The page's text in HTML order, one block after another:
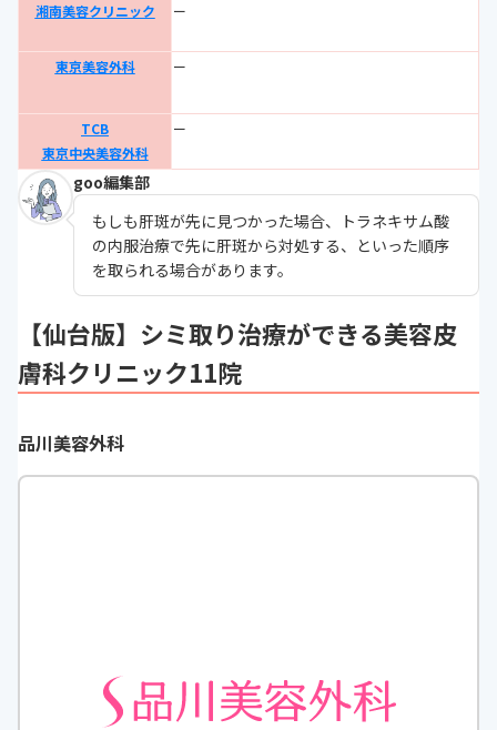
湘南美容クリニック ー
東京美容外科 ー
TCB
東京中央美容外科
ー
goo編集部
もしも肝斑が先に見つかった場合、トラネキサム酸
の内服治療で先に肝斑から対処する、といった順序
を取られる場合があります。
【仙台版】シミ取り治療ができる美容皮
膚科クリニック11院
品川美容外科